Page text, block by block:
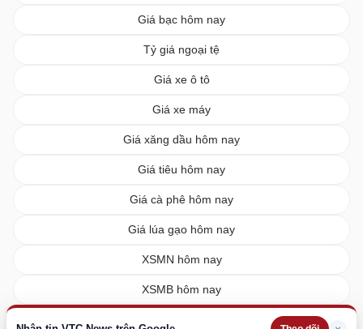
Giá bạc hôm nay
Tỷ giá ngoại tệ
Giá xe ô tô
Giá xe máy
Giá xăng dầu hôm nay
Giá tiêu hôm nay
Giá cà phê hôm nay
Giá lúa gạo hôm nay
XSMN hôm nay
XSMB hôm nay